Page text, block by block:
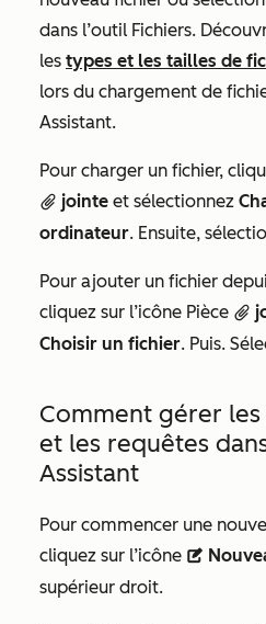
dans l’outil Fichiers.
les types et les tailles de
lors du chargement de
Assistant.
Pour charger un fichier,
attach jointe et sélectionnez
ordinateur. Ensuite,
Pour ajouter un fichier
cliquez sur l’icône Pièce attach
Choisir un fichier. Puis.
Comment gérer
et les requêtes
Assistant
Pour commencer une
cliquez sur l’icône description
supérieur droit.